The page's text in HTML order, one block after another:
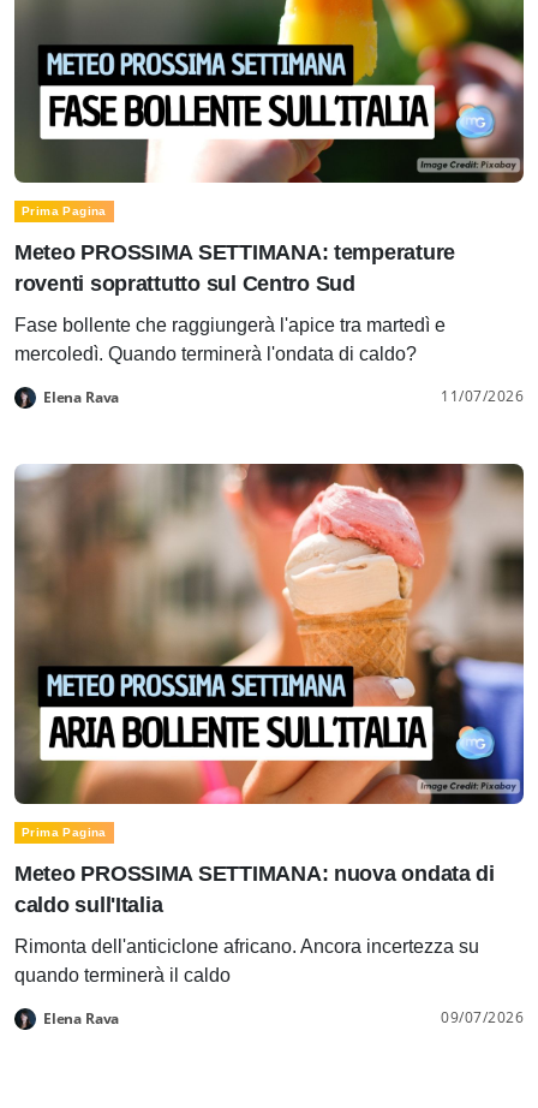
Prima Pagina
Meteo PROSSIMA SETTIMANA: temperature
roventi soprattutto sul Centro Sud
Fase bollente che raggiungerà l'apice tra martedì e
mercoledì. Quando terminerà l'ondata di caldo?
Elena Rava 11/07/2026
Prima Pagina
Meteo PROSSIMA SETTIMANA: nuova ondata di
caldo sull'Italia
Rimonta dell'anticiclone africano. Ancora incertezza su
quando terminerà il caldo
Elena Rava 09/07/2026